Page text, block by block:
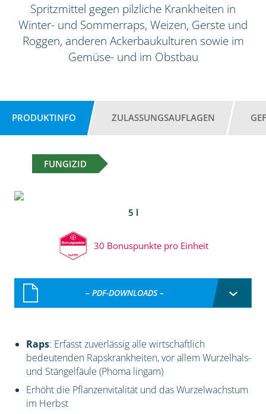
Spritzmittel gegen pilzliche Krankheiten in
Winter- und Sommerraps, Weizen, Gerste und
Roggen, anderen Ackerbaukulturen sowie im
Gemüse- und im Obstbau
PRODUKTINFO ZULASSUNGSAUFLAGEN
FUNGIZID
5 l
30 Bonuspunkte pro Einheit
– PDF-DOWNLOADS –
Raps: Erfasst zuverlässig alle wirtschaftlich
bedeutenden Rapskrankheiten, vor allem Wurzelhals-
und Stängelfäule (Phoma lingam)
Erhöht die Pflanzenvitalität und das Wurzelwachstum
im Herbst